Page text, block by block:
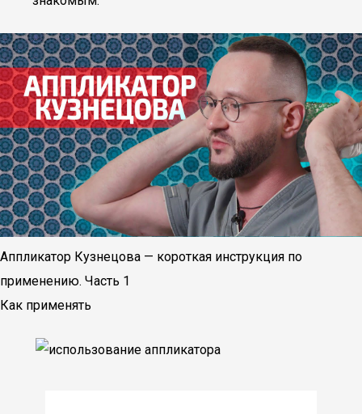
Аппликатор Кузнецова — короткая инструкция по
применению. Часть 1
Как применять